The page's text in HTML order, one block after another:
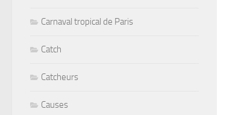
Carnaval tropical de Paris
Catch
Catcheurs
Causes